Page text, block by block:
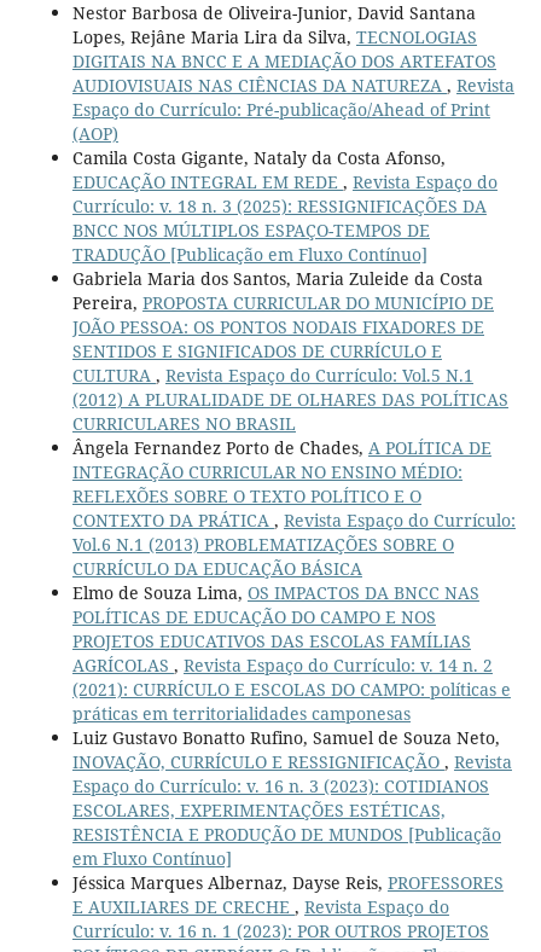
Nestor Barbosa de Oliveira-Junior, David Santana
Lopes, Rejâne Maria Lira da Silva, TECNOLOGIAS
DIGITAIS NA BNCC E A MEDIAÇÃO DOS ARTEFATOS
AUDIOVISUAIS NAS CIÊNCIAS DA NATUREZA , Revista
Espaço do Currículo: Pré-publicação/Ahead of Print
(AOP)
Camila Costa Gigante, Nataly da Costa Afonso,
EDUCAÇÃO INTEGRAL EM REDE , Revista Espaço do
Currículo: v. 18 n. 3 (2025): RESSIGNIFICAÇÕES DA
BNCC NOS MÚLTIPLOS ESPAÇO-TEMPOS DE
TRADUÇÃO [Publicação em Fluxo Contínuo]
Gabriela Maria dos Santos, Maria Zuleide da Costa
Pereira, PROPOSTA CURRICULAR DO MUNICÍPIO DE
JOÃO PESSOA: OS PONTOS NODAIS FIXADORES DE
SENTIDOS E SIGNIFICADOS DE CURRÍCULO E
CULTURA , Revista Espaço do Currículo: Vol.5 N.1
(2012) A PLURALIDADE DE OLHARES DAS POLÍTICAS
CURRICULARES NO BRASIL
Ângela Fernandez Porto de Chades, A POLÍTICA DE
INTEGRAÇÃO CURRICULAR NO ENSINO MÉDIO:
REFLEXÕES SOBRE O TEXTO POLÍTICO E O
CONTEXTO DA PRÁTICA , Revista Espaço do Currículo:
Vol.6 N.1 (2013) PROBLEMATIZAÇÕES SOBRE O
CURRÍCULO DA EDUCAÇÃO BÁSICA
Elmo de Souza Lima, OS IMPACTOS DA BNCC NAS
POLÍTICAS DE EDUCAÇÃO DO CAMPO E NOS
PROJETOS EDUCATIVOS DAS ESCOLAS FAMÍLIAS
AGRÍCOLAS , Revista Espaço do Currículo: v. 14 n. 2
(2021): CURRÍCULO E ESCOLAS DO CAMPO: políticas e
práticas em territorialidades camponesas
Luiz Gustavo Bonatto Rufino, Samuel de Souza Neto,
INOVAÇÃO, CURRÍCULO E RESSIGNIFICAÇÃO , Revista
Espaço do Currículo: v. 16 n. 3 (2023): COTIDIANOS
ESCOLARES, EXPERIMENTAÇÕES ESTÉTICAS,
RESISTÊNCIA E PRODUÇÃO DE MUNDOS [Publicação
em Fluxo Contínuo]
Jéssica Marques Albernaz, Dayse Reis, PROFESSORES
E AUXILIARES DE CRECHE , Revista Espaço do
Currículo: v. 16 n. 1 (2023): POR OUTROS PROJETOS